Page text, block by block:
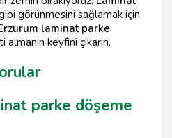
görünmesini sağlamak için
laminat parke
keyfini çıkarın.
parke döşeme